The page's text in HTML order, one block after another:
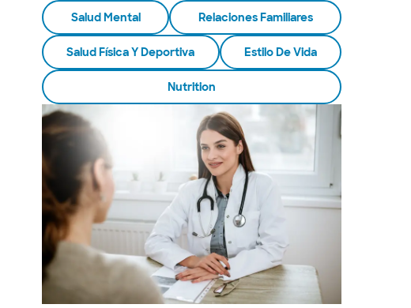
Salud Mental Relaciones Familiares
Salud Física Y Deportiva Estilo De Vida
Nutrition